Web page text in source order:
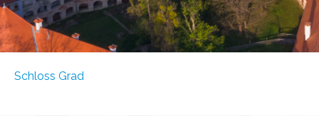
Schloss Grad